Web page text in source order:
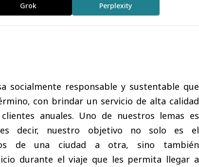
Grok Perplexity
socialmente responsable y sustentable que
con brindar un servicio de alta calidad
anuales. Uno de nuestros lemas es
es decir, nuestro objetivo no solo es el
de una ciudad a otra, sino también
durante el viaje que les permita llegar a